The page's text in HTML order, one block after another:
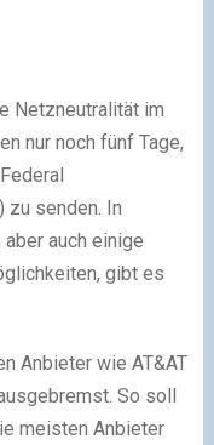
Netzneutralität im
nur noch fünf Tage,
zu senden. In
auch einige
gibt es
Anbieter wie AT&AT
So soll
meisten Anbieter